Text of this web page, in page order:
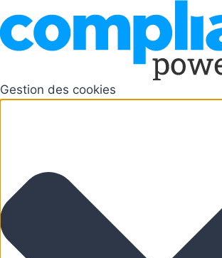
Gestion des cookies